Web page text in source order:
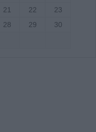
21 22
23
28 29
30